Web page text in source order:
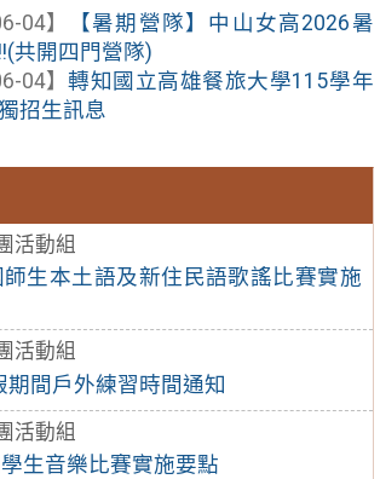
活動組
生本土語及新住民語歌謠比賽實施
活動組
期間戶外練習時間通知
活動組
生音樂比賽實施要點
04】
【暑期營隊】中山女高2026暑
共開四門營隊)
04】 轉知國立高雄餐旅大學115學年
招生訊息